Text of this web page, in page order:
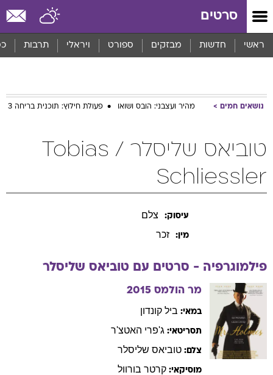
סרטים
ראשי חדשות מבזקים ספורט ויראלי תרבות
נושאים חמים מהיר ועצבני: הובס ושואו פעולת חילוץ: תוכנית בריחה 3
טוביאס שליסלר / Tobias
Schliessler
עיסוק: צלם
מין: זכר
פילמוגרפיה - סרטים עם טוביאס שליסלר
מר הולמס 2015
במאי: ביל קונדון
תסריטאי: ג'פרי האטצ'ר
צלם: טוביאס שליסלר
מוסיקאי: קרטר בורוול